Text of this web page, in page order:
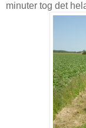
minuter tog det